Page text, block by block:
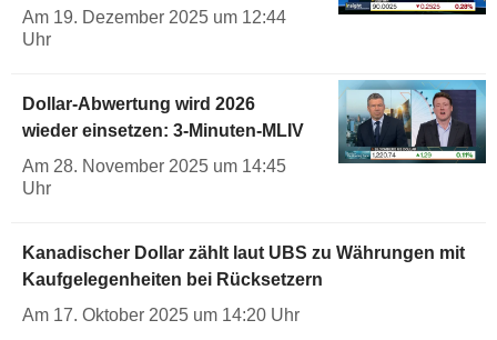
Am 19. Dezember 2025 um 12:44
Uhr
Dollar-Abwertung wird 2026
wieder einsetzen: 3-Minuten-MLIV
Am 28. November 2025 um 14:45
Uhr
Kanadischer Dollar zählt laut UBS zu Währungen mit
Kaufgelegenheiten bei Rücksetzern
Am 17. Oktober 2025 um 14:20 Uhr